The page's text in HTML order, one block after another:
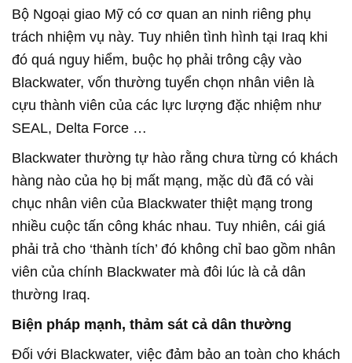
Bộ Ngoại giao Mỹ có cơ quan an ninh riêng phụ
trách nhiệm vụ này. Tuy nhiên tình hình tại Iraq khi
đó quá nguy hiểm, buộc họ phải trông cậy vào
Blackwater, vốn thường tuyển chọn nhân viên là
cựu thành viên của các lực lượng đặc nhiệm như
SEAL, Delta Force …
Blackwater thường tự hào rằng chưa từng có khách
hàng nào của họ bị mất mạng, mặc dù đã có vài
chục nhân viên của Blackwater thiệt mạng trong
nhiều cuộc tấn công khác nhau. Tuy nhiên, cái giá
phải trả cho ‘thành tích’ đó không chỉ bao gồm nhân
viên của chính Blackwater mà đôi lúc là cả dân
thường Iraq.
Biện pháp mạnh, thảm sát cả dân thường
Đối với Blackwater, việc đảm bảo an toàn cho khách